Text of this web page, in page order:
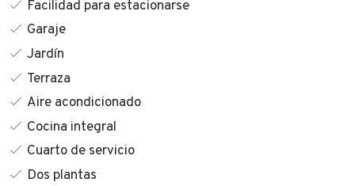
Facilidad para estacionarse
Garaje
Jardín
Terraza
Aire acondicionado
Cocina integral
Cuarto de servicio
Dos plantas